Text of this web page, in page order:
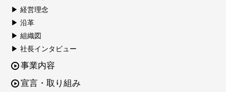
▶ 経営理念
▶ 沿革
▶ 組織図
▶ 社長インタビュー
事業内容
宣言・取り組み